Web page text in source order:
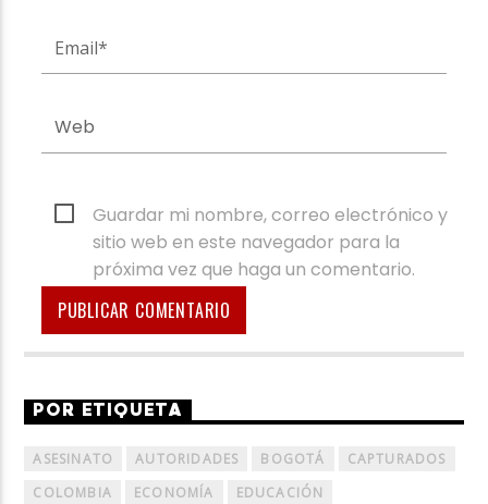
Guardar mi nombre, correo electrónico y
sitio web en este navegador para la
próxima vez que haga un comentario.
POR ETIQUETA
ASESINATO AUTORIDADES BOGOTÁ
CAPTURADOS
COLOMBIA
ECONOMÍA
EDUCACIÓN